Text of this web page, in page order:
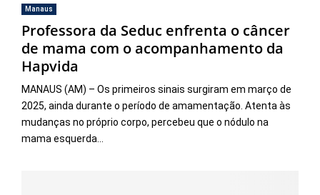
Manaus
Professora da Seduc enfrenta o câncer
de mama com o acompanhamento da
Hapvida
MANAUS (AM) – Os primeiros sinais surgiram em março de
2025, ainda durante o período de amamentação. Atenta às
mudanças no próprio corpo, percebeu que o nódulo na
mama esquerda...